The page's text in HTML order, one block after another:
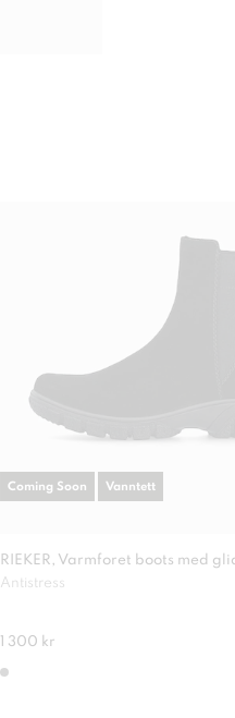
RIEKER, Varmforet boots med
Antistress
1 300 kr
Coming Soon Vanntett